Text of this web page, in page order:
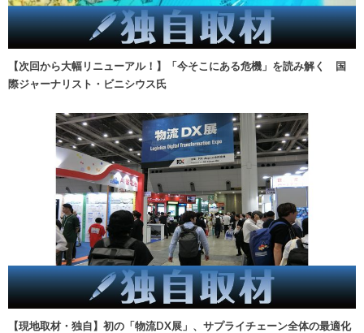
【次回から大幅リニューアル！】「今そこにある危機」を読み解く 国
際ジャーナリスト・ビニシウス氏
【現地取材・独自】初の「物流DX展」、サプライチェーン全体の最適化